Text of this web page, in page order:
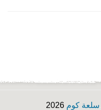
سلعة كوم